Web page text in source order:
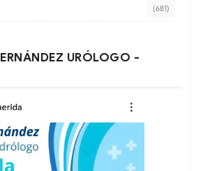
(681)
URÓLOGO -